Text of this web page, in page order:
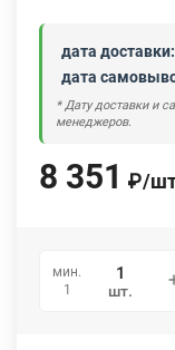
дата доставки:
дата
* Дату доставки и
менеджеров.
8 351 ₽/
мин.
1
шт.